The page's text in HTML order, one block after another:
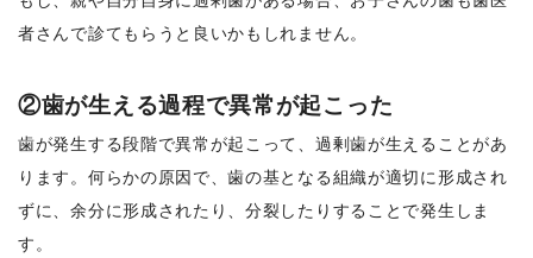
者さんで診てもらうと良いかもしれません。
②歯が生える過程で異常が起こった
歯が発生する段階で異常が起こって、過剰歯が生えることがあ
ります。何らかの原因で、歯の基となる組織が適切に形成され
ずに、余分に形成されたり、分裂したりすることで発生しま
す。